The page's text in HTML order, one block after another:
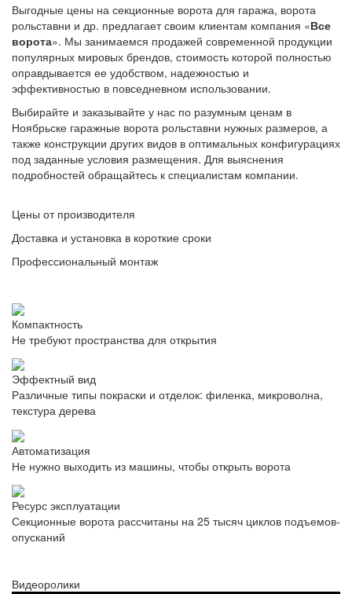
Выгодные цены на секционные ворота для гаража, ворота
рольставни и др. предлагает своим клиентам компания «Все
ворота». Мы занимаемся продажей современной продукции
популярных мировых брендов, стоимость которой полностью
оправдывается ее удобством, надежностью и
эффективностью в повседневном использовании.
Выбирайте и заказывайте у нас по разумным ценам в
Ноябрьске гаражные ворота рольставни нужных размеров, а
также конструкции других видов в оптимальных конфигурациях
под заданные условия размещения. Для выяснения
подробностей обращайтесь к специалистам компании.
Цены от производителя
Доставка и установка в короткие сроки
Профессиональный монтаж
Компактность
Не требуют пространства для открытия
Эффектный вид
Различные типы покраски и отделок: филенка, микроволна,
текстура дерева
Автоматизация
Не нужно выходить из машины, чтобы открыть ворота
Ресурс эксплуатации
Секционные ворота рассчитаны на 25 тысяч циклов подъемов-
опусканий
Видеоролики